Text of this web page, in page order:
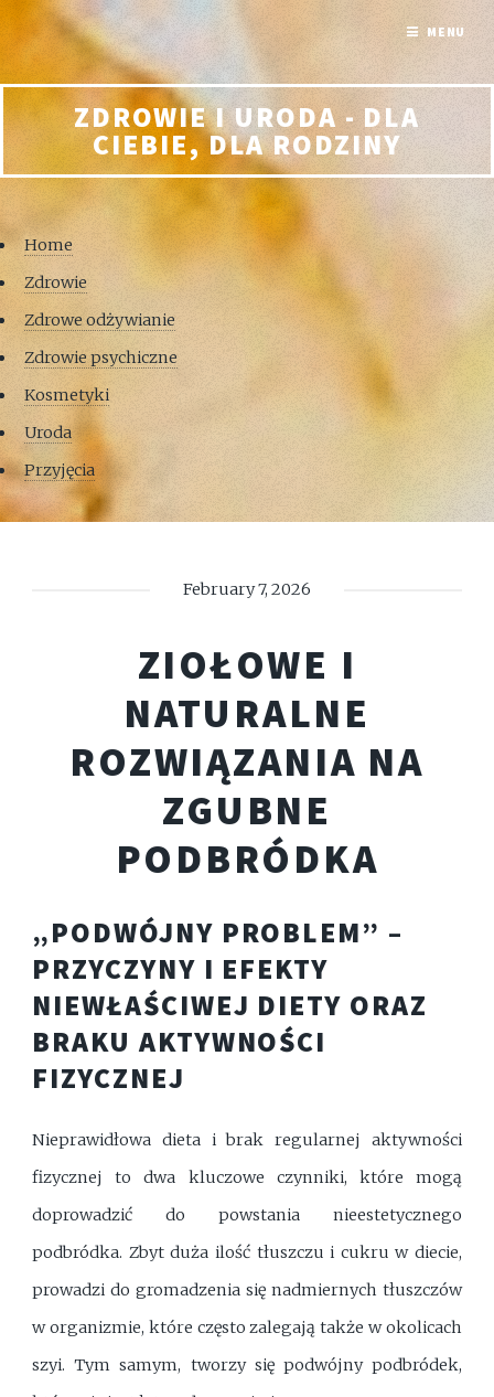
ZDROWIE I URODA - DLA
CIEBIE, DLA RODZINY
Home
Zdrowie
Zdrowe odżywianie
Zdrowie psychiczne
Kosmetyki
Uroda
Przyjęcia
February 7, 2026
ZIOŁOWE I
NATURALNE
ROZWIĄZANIA NA
ZGUBNE
PODBRÓDKA
„PODWÓJNY PROBLEM” –
PRZYCZYNY I EFEKTY
NIEWŁAŚCIWEJ DIETY ORAZ
BRAKU AKTYWNOŚCI
FIZYCZNEJ
Nieprawidłowa dieta i brak regularnej aktywności
fizycznej to dwa kluczowe czynniki, które mogą
doprowadzić do powstania nieestetycznego
podbródka. Zbyt duża ilość tłuszczu i cukru w diecie,
prowadzi do gromadzenia się nadmiernych tłuszczów
w organizmie, które często zalegają także w okolicach
szyi. Tym samym, tworzy się podwójny podbródek,
MENU